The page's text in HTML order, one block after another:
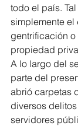
todo el país.
simplemente
gentrificación
propiedad
A lo largo del
parte del
abrió carpetas
diversos
servidores